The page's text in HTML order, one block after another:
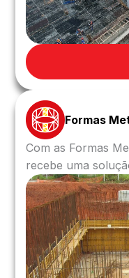
Formas
Com as Formas
recebe uma